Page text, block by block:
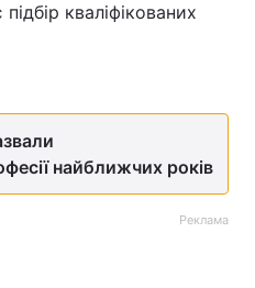
кваліфікованих
найближчих років
Реклама